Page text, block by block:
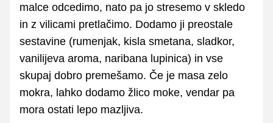
malce odcedimo, nato pa jo stresemo v skledo
in z vilicami pretlačimo. Dodamo ji preostale
sestavine (rumenjak, kisla smetana, sladkor,
vanilijeva aroma, naribana lupinica) in vse
skupaj dobro premešamo. Če je masa zelo
mokra, lahko dodamo žlico moke, vendar pa
mora ostati lepo mazljiva.